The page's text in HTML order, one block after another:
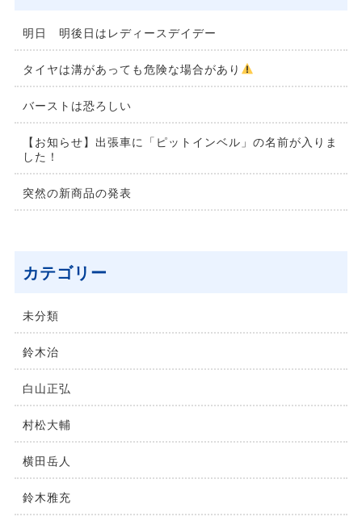
明日 明後日はレディースデイデー
タイヤは溝があっても危険な場合があり
バーストは恐ろしい
【お知らせ】出張車に「ピットインベル」の名前が入りま
した！
突然の新商品の発表
カテゴリー
未分類
鈴⽊治
⽩⼭正弘
村松⼤輔
横⽥岳⼈
鈴木雅充